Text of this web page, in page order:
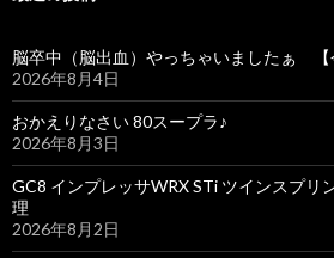
脳卒中（脳出血）やっちゃいましたぁ 【
2026年8月4日
おかえりなさい 80スープラ♪
2026年8月3日
GC8 インプレッサWRX STi ツインスプ
理
2026年8月2日